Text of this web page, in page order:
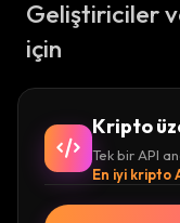
Geliştiriciler
için
Kripto
Tek bir API
En iyi kripto